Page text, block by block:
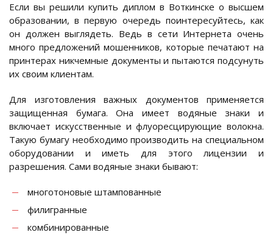
Если вы решили купить диплом в Воткинске о высшем
образовании, в первую очередь поинтересуйтесь, как
он должен выглядеть. Ведь в сети Интернета очень
много предложений мошенников, которые печатают на
принтерах никчемные документы и пытаются подсунуть
их своим клиентам.
Для изготовления важных документов применяется
защищенная бумага. Она имеет водяные знаки и
включает искусственные и флуоресцирующие волокна.
Такую бумагу необходимо производить на специальном
оборудовании и иметь для этого лицензии и
разрешения. Сами водяные знаки бывают:
многотоновые штампованные
филигранные
комбинированные